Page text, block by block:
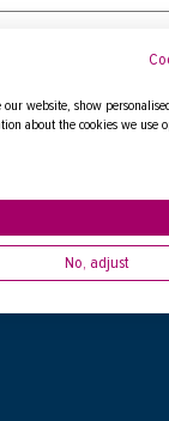
website, show
about the cookies we use
No, adjust